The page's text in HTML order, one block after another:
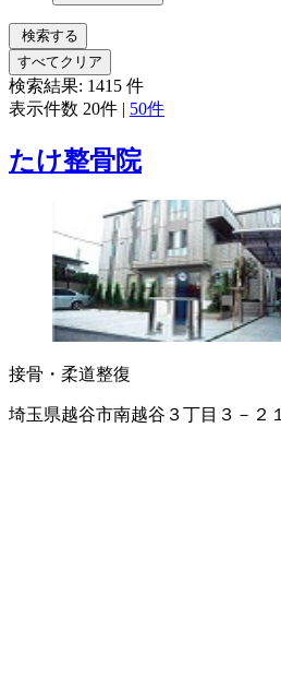
検索する
すべてクリア
検索結果: 1415 件
表示件数 20件 | 50件
たけ整骨院
接骨・柔道整復
埼玉県越谷市南越谷３丁目３－２１